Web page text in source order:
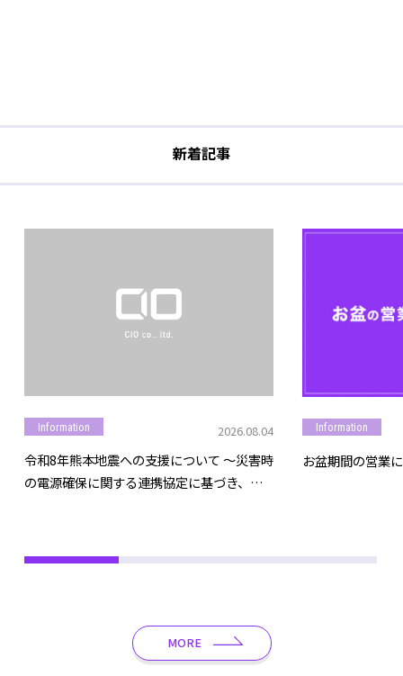
新着記事
Information 2026.08.04
令和8年熊本地震への支援について ～災害時
の電源確保に関する連携協定に基づき、モ
Information
お盆期間の営業
MORE